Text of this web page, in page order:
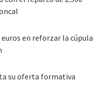
en reforzar la cúpula
su oferta formativa